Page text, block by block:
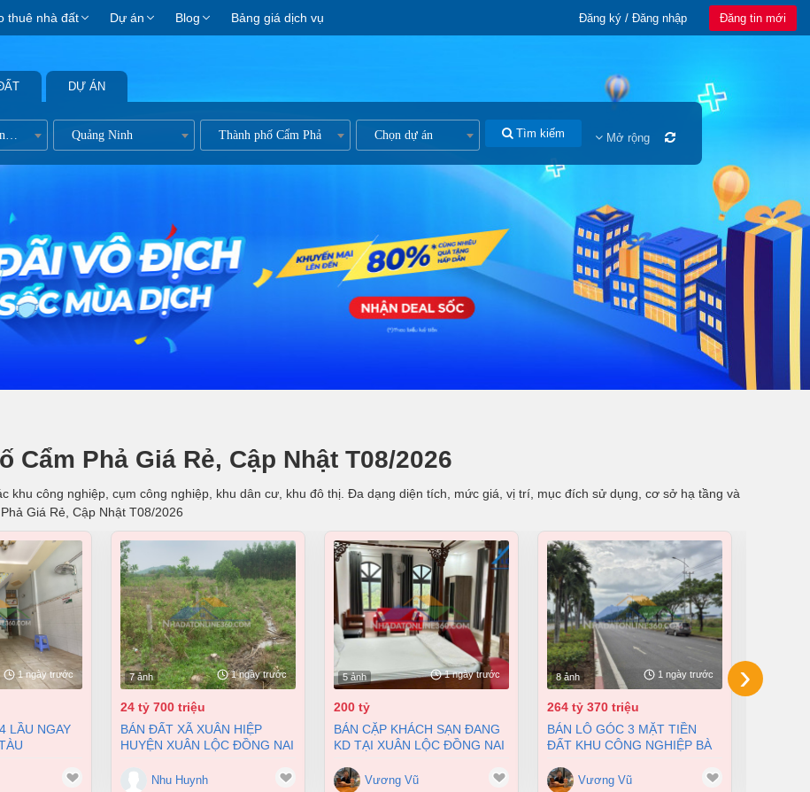
thuê nhà đất Dự án Blog Bảng giá dịch vụ Đăng ký / Đăng nhập Đăng tin mới
DỰ ÁN
Chọn loại bất động sản Quảng Ninh Thành phố Cẩm Phả Chọn dự án Tìm kiếm Mở rộng
Cẩm Phả Giá Rẻ, Cập Nhật T08/2026
khu công nghiệp, cụm công nghiệp, khu dân cư, khu đô thị. Đa dạng diện tích, mức giá, vị trí, mục đích sử dụng, cơ sở hạ tầng và
Giá Rẻ, Cập Nhật T08/2026
1 ngày trước
4 TỶ
7 ảnh 1 ngày trước
24 tỷ 700 triệu
BÁN ĐẤT XÃ XUÂN HIỆP
HUYỆN XUÂN LỘC ĐỒNG NAI
24,7 TỶNhu Huynh
5 ảnh 1 ngày trước
200 tỷ
BÁN CẶP KHÁCH SẠN ĐANG
KD TẠI XUÂN LỘC ĐỒNG NAI
Vương Vũ
8 ảnh 1 ngày trước
264 tỷ 370 triệu
BÁN LÔ GÓC 3 MẶT TIỀN
ĐẤT KHU CÔNG NGHIỆP BÀ
GIÁ CHỈ 100 ĐÔ/M2
Vương Vũ
›